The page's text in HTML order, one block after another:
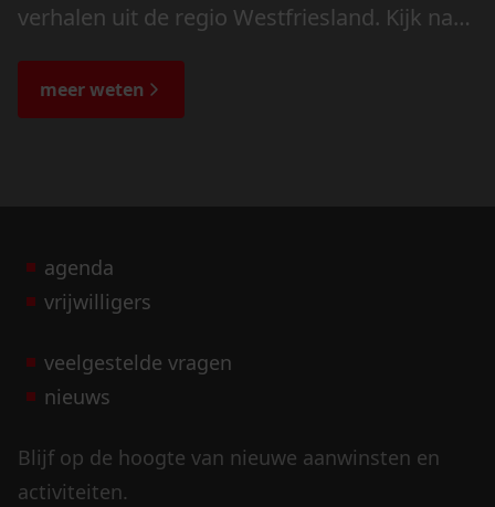
verhalen uit de regio Westfriesland. Kijk naar
de bijzondere verhalen.
meer weten
agenda
vrijwilligers
veelgestelde vragen
nieuws
Blijf op de hoogte van nieuwe aanwinsten en
activiteiten.